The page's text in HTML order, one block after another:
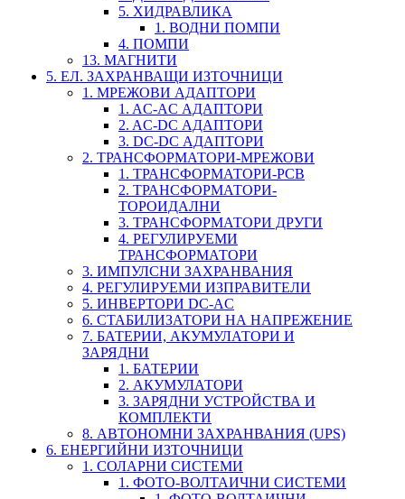
5. ХИДРАВЛИКА
1. ВОДНИ ПОМПИ
4. ПОМПИ
13. МАГНИТИ
5. ЕЛ. ЗАХРАНВАЩИ ИЗТОЧНИЦИ
1. МРЕЖОВИ АДАПТОРИ
1. AC-AC АДАПТОРИ
2. AC-DC АДАПТОРИ
3. DC-DC АДАПТОРИ
2. ТРАНСФОРМАТОРИ-МРЕЖОВИ
1. ТРАНСФОРМАТОРИ-PCB
2. ТРАНСФОРМАТОРИ-
ТОРОИДАЛНИ
3. ТРАНСФОРМАТОРИ ДРУГИ
4. РЕГУЛИРУЕМИ
ТРАНСФОРМАТОРИ
3. ИМПУЛСНИ ЗАХРАНВАНИЯ
4. РЕГУЛИРУЕМИ ИЗПРАВИТЕЛИ
5. ИНВЕРТОРИ DC-AC
6. СТАБИЛИЗАТОРИ НА НАПРЕЖЕНИЕ
7. БАТЕРИИ, АКУМУЛАТОРИ И
ЗАРЯДНИ
1. БАТЕРИИ
2. АКУМУЛАТОРИ
3. ЗАРЯДНИ УСТРОЙСТВА И
КОМПЛЕКТИ
8. АВТОНОМНИ ЗАХРАНВАНИЯ (UPS)
6. ЕНЕРГИЙНИ ИЗТОЧНИЦИ
1. СОЛАРНИ СИСТЕМИ
1. ФОТО-ВОЛТАИЧНИ СИСТЕМИ